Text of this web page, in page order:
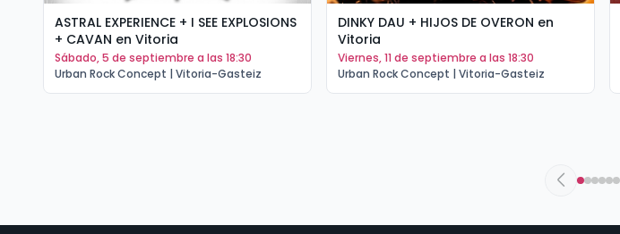
ASTRAL EXPERIENCE + I SEE EXPLOSIONS
+ CAVAN en Vitoria
sábado, 5 de septiembre a las 18:30
Urban Rock Concept | Vitoria-Gasteiz
DINKY DAU + HIJOS DE OVERON en
Vitoria
viernes, 11 de septiembre a las 18:30
Urban Rock Concept | Vitoria-Gasteiz